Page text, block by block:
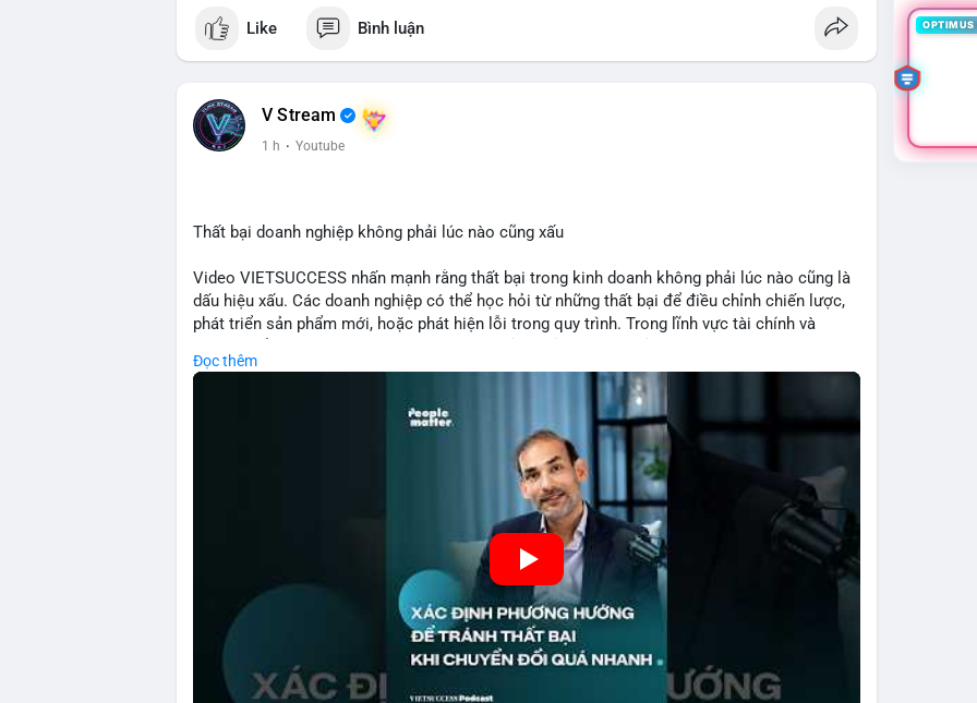
#binancesquare
#cryptonews #eth
#vlikevn #titanbot
Like Bình luận
V Stream
1 h · Youtube
Thất bại doanh nghiệp không phải lúc nào cũng xấu
Video VIETSUCCESS nhấn mạnh rằng thất bại trong kinh doanh không phải lúc nào cũng là
dấu hiệu xấu. Các doanh nghiệp có thể học hỏi từ những thất bại để điều chỉnh chiến lược,
phát triển sản phẩm mới, hoặc phát hiện lỗi trong quy trình. Trong lĩnh vực tài chính và
này đặc biệt quan trọng khi áp dụng vào các mô hình kinh doanh mới hoặc đầu tư vào dự án
Đọc thêm
OPTIMUS